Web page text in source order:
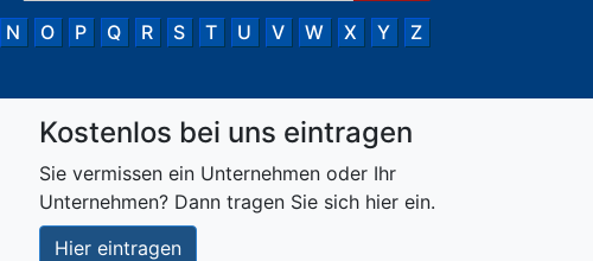
N O P Q R S T U V W X Y Z
Kostenlos bei uns eintragen
Sie vermissen ein Unternehmen oder Ihr
Unternehmen? Dann tragen Sie sich hier ein.
Hier eintragen